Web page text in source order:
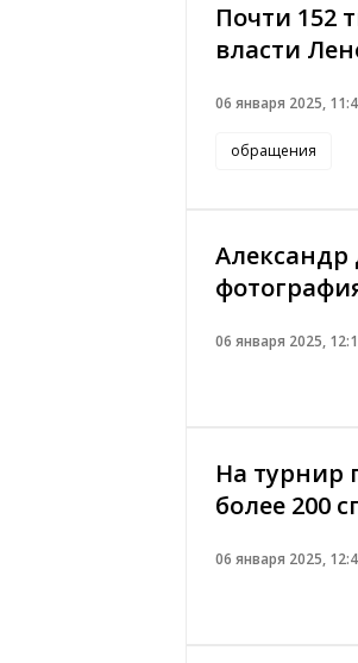
Почти 152
власти
06 января 2025,
обращения
Александр
06 января 2025,
На турнир
более 200
06 января 2025,